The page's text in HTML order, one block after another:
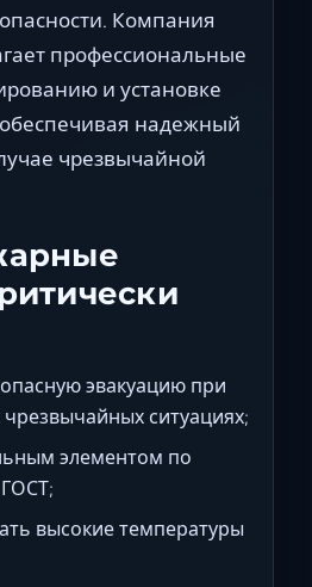
Компания
профессиональные
и установке
надежный
чрезвычайной
эвакуацию при
ситуациях;
элементом по
высокие температуры